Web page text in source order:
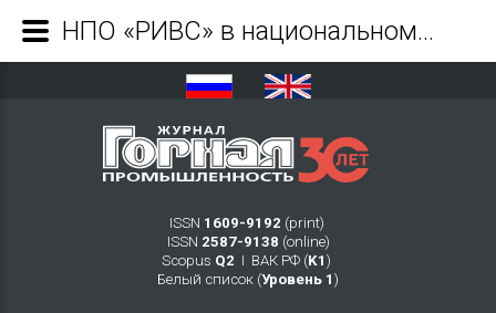
ISSN 1609-9192 (print)
ISSN 2587-9138 (online)
Scopus Q2 Ι ВАК РФ (K1 )
Белый список (Уровень 1 )
НПО «РИВС» в национальном проекте «ПРОИЗВОДИТЕЛЬНОСТЬ ТРУДА» - Журнал Горная промышленность